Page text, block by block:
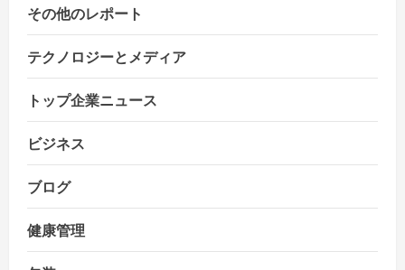
その他のレポート
テクノロジーとメディア
トップ企業ニュース
ビジネス
ブログ
健康管理